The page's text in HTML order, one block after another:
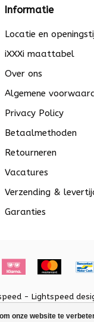
onze website te
Informatie
Locatie en
iXXXi maattabel
Over ons
Algemene
Privacy Policy
Betaalmethoden
Retourneren
Vacatures
Verzending &
Garanties
- Lightspeed